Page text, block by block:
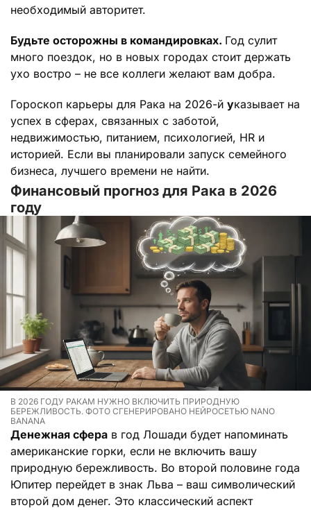
необходимый авторитет.
Будьте осторожны в командировках. Год сулит
много поездок, но в новых городах стоит держать
ухо востро – не все коллеги желают вам добра.
Гороскоп карьеры для Рака на 2026-й указывает на
успех в сферах, связанных с заботой,
недвижимостью, питанием, психологией, HR и
историей. Если вы планировали запуск семейного
бизнеса, лучшего времени не найти.
Финансовый прогноз для Рака в 2026
году
В 2026 ГОДУ РАКАМ НУЖНО ВКЛЮЧИТЬ ПРИРОДНУЮ
БЕРЕЖЛИВОСТЬ. ФОТО СГЕНЕРИРОВАНО НЕЙРОСЕТЬЮ NANO
BANANA
Денежная сфера в год Лошади будет напоминать
американские горки, если не включить вашу
природную бережливость. Во второй половине года
Юпитер перейдет в знак Льва – ваш символический
второй дом денег. Это классический аспект